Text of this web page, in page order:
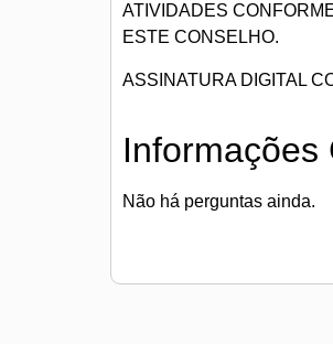
ATIVIDADES
ESTE CONSELHO.
ASSINATURA DIGITAL
Informações
Não há perguntas ainda.